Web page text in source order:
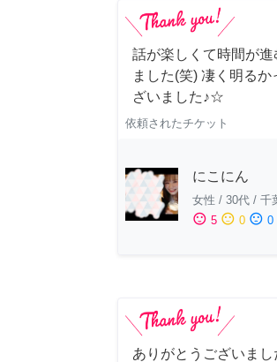
話が楽しくて時間が進
ました(笑) 凄く明る
ざいました♪☆
依頼されたチケット
にこにん
女性 / 30代 / 千
sentiment_satisfied 5 sentiment_neutral 0 sentiment_dissatisfied 0
ありがとうございま